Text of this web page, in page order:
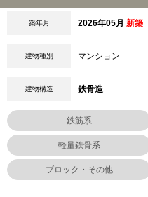
築年月 2026年05月 新築
建物種別 マンション
建物構造 鉄骨造
鉄筋系
軽量鉄骨系
ブロック・その他